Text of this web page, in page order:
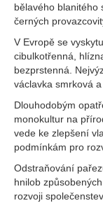
bělavého blanitého
černých
V Evropě se
cibulkotřenná,
bezprstenná.
václavka smrková
Dlouhodobým
monokultur na
vede ke zlepšení
podmínkám pro
Odstraňování
hnilob
rozvoji